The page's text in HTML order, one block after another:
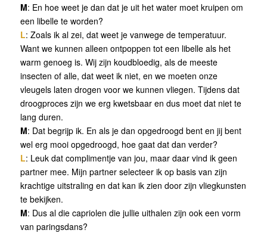
M: En hoe weet je dan dat je uit het water moet kruipen om
een libelle te worden?
L: Zoals ik al zei, dat weet je vanwege de temperatuur.
Want we kunnen alleen ontpoppen tot een libelle als het
warm genoeg is. Wij zijn koudbloedig, als de meeste
insecten of alle, dat weet ik niet, en we moeten onze
vleugels laten drogen voor we kunnen vliegen. Tijdens dat
droogproces zijn we erg kwetsbaar en dus moet dat niet te
lang duren.
M: Dat begrijp ik. En als je dan opgedroogd bent en jij bent
wel erg mooi opgedroogd, hoe gaat dat dan verder?
L: Leuk dat complimentje van jou, maar daar vind ik geen
partner mee. Mijn partner selecteer ik op basis van zijn
krachtige uitstraling en dat kan ik zien door zijn vliegkunsten
te bekijken.
M: Dus al die capriolen die jullie uithalen zijn ook een vorm
van paringsdans?